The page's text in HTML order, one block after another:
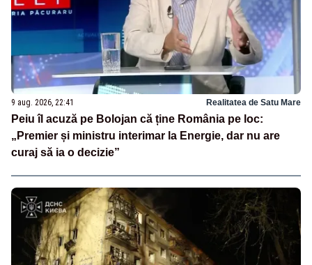
9 aug. 2026, 22:41 Realitatea de Satu Mare
Peiu îl acuză pe Bolojan că ține România pe loc:
„Premier și ministru interimar la Energie, dar nu are
curaj să ia o decizie”